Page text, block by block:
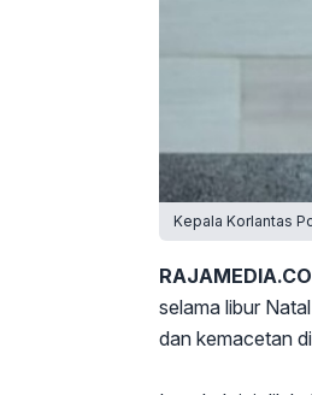
Kepala Korlantas
RAJAMEDIA.CO
selama libur
dan kemacetan